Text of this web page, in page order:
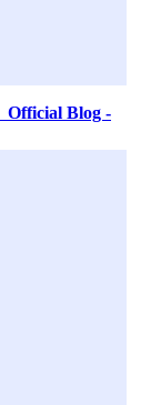
Blog -